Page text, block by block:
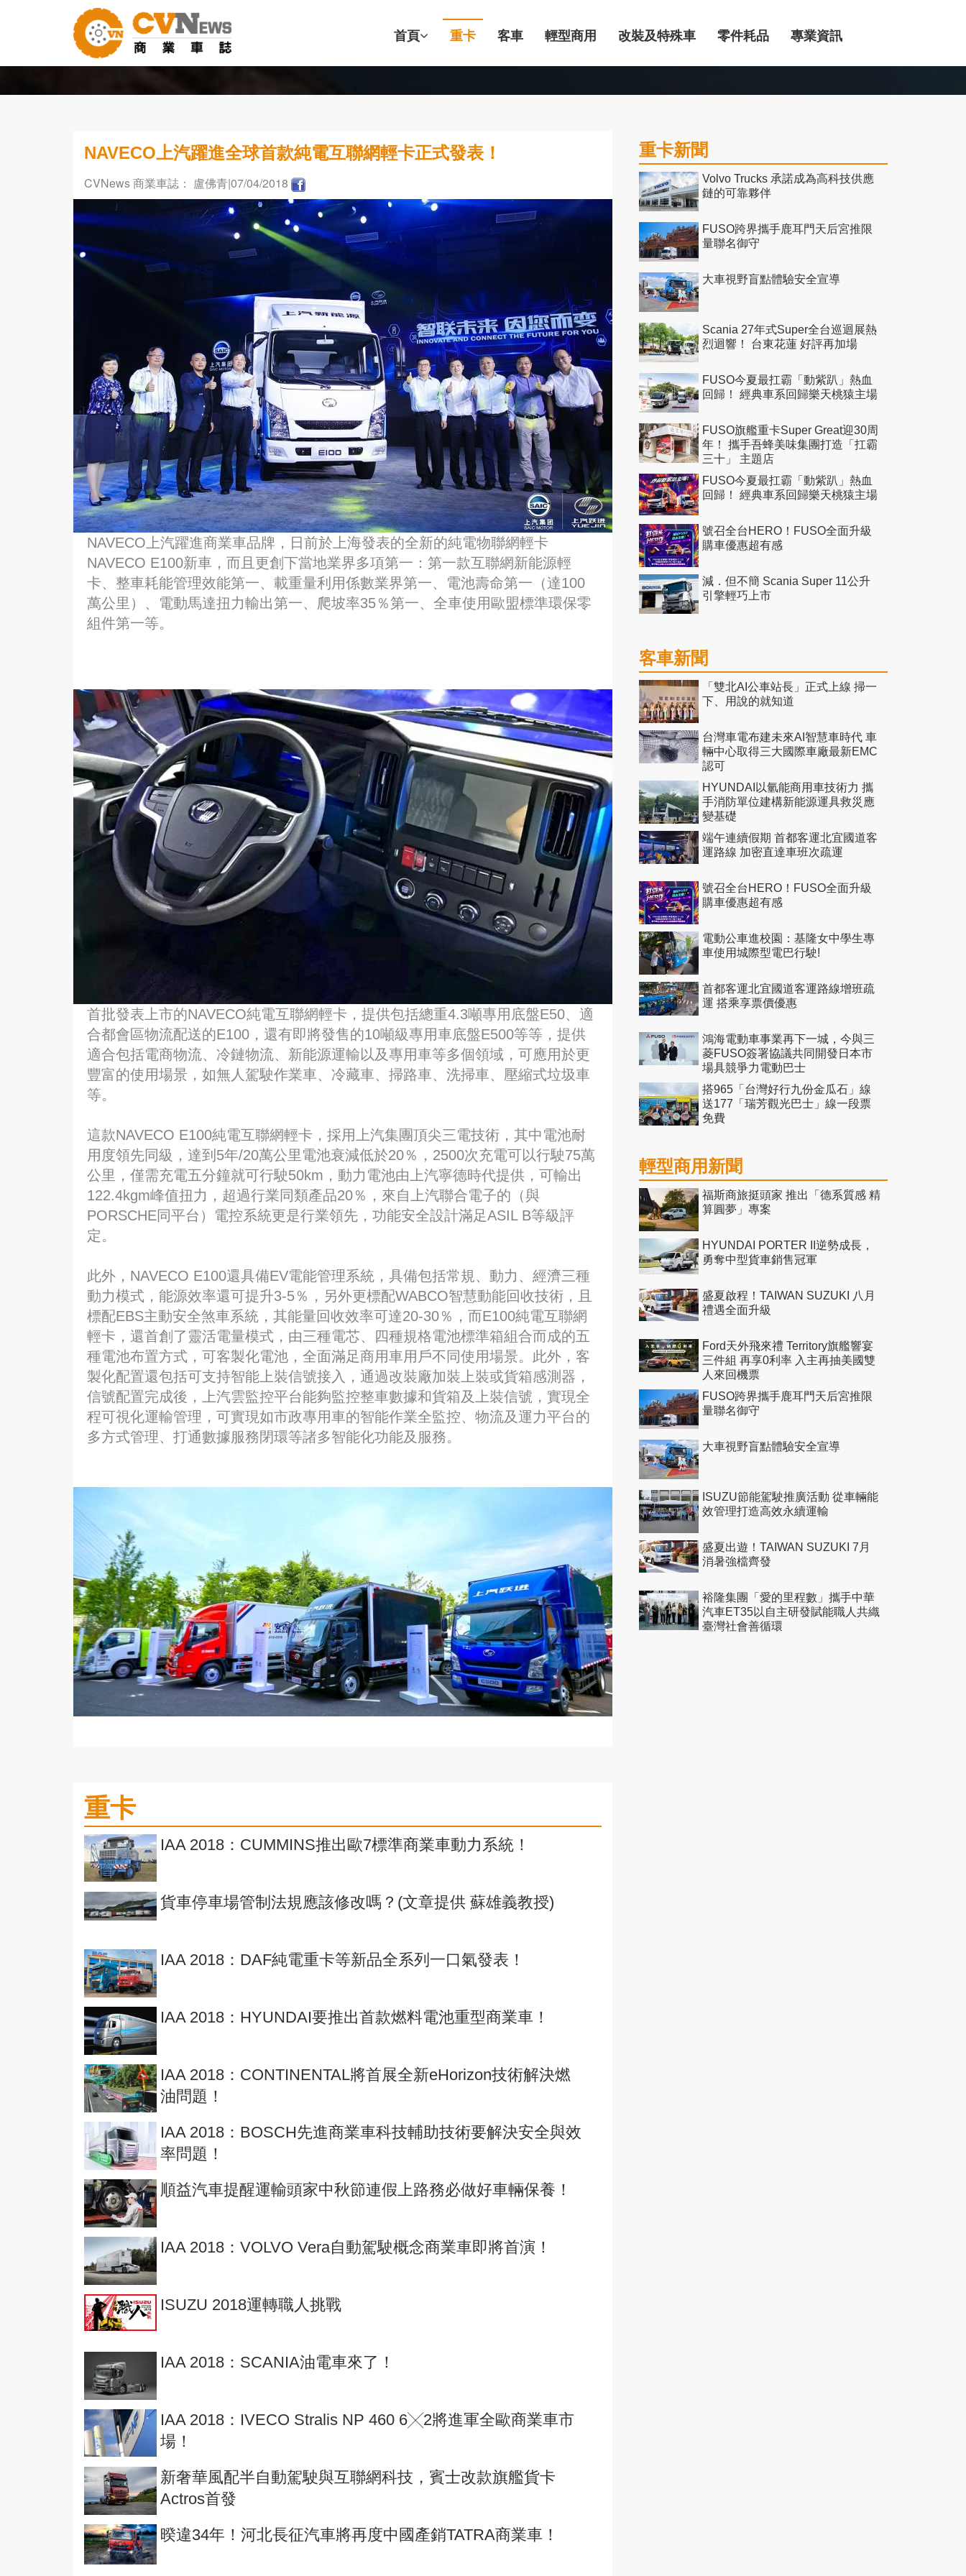
首頁 重卡 客車 輕型商用 改裝及特殊車 零件耗品 專業資訊
NAVECO上汽躍進全球首款純電互聯網輕卡正式發表！
CVNews 商業車誌： 盧佛青|07/04/2018
NAVECO上汽躍進商業車品牌，日前於上海發表的全新的純電物聯網輕卡
NAVECO E100新車，而且更創下當地業界多項第一：第一款互聯網新能源輕
卡、整車耗能管理效能第一、載重量利用係數業界第一、電池壽命第一（達100
萬公里）、電動馬達扭力輸出第一、爬坡率35％第一、全車使用歐盟標準環保零
組件第一等。
首批發表上市的NAVECO純電互聯網輕卡，提供包括總重4.3噸專用底盤E50、適
合都會區物流配送的E100，還有即將發售的10噸級專用車底盤E500等等，提供
適合包括電商物流、冷鏈物流、新能源運輸以及專用車等多個領域，可應用於更
豐富的使用場景，如無人駕駛作業車、冷藏車、掃路車、洗掃車、壓縮式垃圾車
等。
這款NAVECO E100純電互聯網輕卡，採用上汽集團頂尖三電技術，其中電池耐
用度領先同級，達到5年/20萬公里電池衰減低於20％，2500次充電可以行駛75萬
公里，僅需充電五分鐘就可行駛50km，動力電池由上汽寧德時代提供，可輸出
122.4kgm峰值扭力，超過行業同類產品20％，來自上汽聯合電子的（與
PORSCHE同平台）電控系統更是行業領先，功能安全設計滿足ASIL B等級評
定。
此外，NAVECO E100還具備EV電能管理系統，具備包括常規、動力、經濟三種
動力模式，能源效率還可提升3-5％，另外更標配WABCO智慧動能回收技術，且
標配EBS主動安全煞車系統，其能量回收效率可達20-30％，而E100純電互聯網
輕卡，還首創了靈活電量模式，由三種電芯、四種規格電池標準箱組合而成的五
種電池布置方式，可客製化電池，全面滿足商用車用戶不同使用場景。此外，客
製化配置還包括可支持智能上裝信號接入，通過改裝廠加裝上裝或貨箱感測器，
信號配置完成後，上汽雲監控平台能夠監控整車數據和貨箱及上裝信號，實現全
程可視化運輸管理，可實現如市政專用車的智能作業全監控、物流及運力平台的
多方式管理、打通數據服務閉環等諸多智能化功能及服務。
重卡
IAA 2018：CUMMINS推出歐7標準商業車動力系統！
貨車停車場管制法規應該修改嗎？(文章提供 蘇雄義教授)
IAA 2018：DAF純電重卡等新品全系列一口氣發表！
IAA 2018：HYUNDAI要推出首款燃料電池重型商業車！
IAA 2018：CONTINENTAL將首展全新eHorizon技術解決燃
油問題！
IAA 2018：BOSCH先進商業車科技輔助技術要解決安全與效
率問題！
順益汽車提醒運輸頭家中秋節連假上路務必做好車輛保養！
IAA 2018：VOLVO Vera自動駕駛概念商業車即將首演！
ISUZU 2018運轉職人挑戰
IAA 2018：SCANIA油電車來了！
IAA 2018：IVECO Stralis NP 460 6╳2將進軍全歐商業車市
場！
新奢華風配半自動駕駛與互聯網科技，賓士改款旗艦貨卡
Actros首發
暌違34年！河北長征汽車將再度中國產銷TATRA商業車！
重卡新聞
Volvo Trucks 承諾成為高科技供應
鏈的可靠夥伴
FUSO跨界攜手鹿耳門天后宮推限
量聯名御守
大車視野盲點體驗安全宣導
Scania 27年式Super全台巡迴展熱
烈迴響！ 台東花蓮 好評再加場
FUSO今夏最扛霸「動紫趴」熱血
回歸！ 經典車系回歸樂天桃猿主場
FUSO旗艦重卡Super Great迎30周
年！ 攜手吾蜂美味集團打造「扛霸
三十」 主題店
FUSO今夏最扛霸「動紫趴」熱血
回歸！ 經典車系回歸樂天桃猿主場
號召全台HERO！FUSO全面升級
購車優惠超有感
減．但不簡 Scania Super 11公升
引擎輕巧上市
客車新聞
「雙北AI公車站長」正式上線 掃一
下、用說的就知道
台灣車電布建未來AI智慧車時代 車
輛中心取得三大國際車廠最新EMC
認可
HYUNDAI以氫能商用車技術力 攜
手消防單位建構新能源運具救災應
變基礎
端午連續假期 首都客運北宜國道客
運路線 加密直達車班次疏運
號召全台HERO！FUSO全面升級
購車優惠超有感
電動公車進校園：基隆女中學生專
車使用城際型電巴行駛!
首都客運北宜國道客運路線增班疏
運 搭乘享票價優惠
鴻海電動車事業再下一城，今與三
菱FUSO簽署協議共同開發日本市
場具競爭力電動巴士
搭965「台灣好行九份金瓜石」線
送177「瑞芳觀光巴士」線一段票
免費
輕型商用新聞
福斯商旅挺頭家 推出「德系質感 精
算圓夢」專案
HYUNDAI PORTER II逆勢成長，
勇奪中型貨車銷售冠軍
盛夏啟程！TAIWAN SUZUKI 八月
禮遇全面升級
Ford天外飛來禮 Territory旗艦響宴
三件組 再享0利率 入主再抽美國雙
人來回機票
FUSO跨界攜手鹿耳門天后宮推限
量聯名御守
大車視野盲點體驗安全宣導
ISUZU節能駕駛推廣活動 從車輛能
效管理打造高效永續運輸
盛夏出遊！TAIWAN SUZUKI 7月
消暑強檔齊發
裕隆集團「愛的里程數」攜手中華
汽車ET35以自主研發賦能職人共織
臺灣社會善循環